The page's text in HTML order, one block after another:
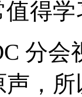
得学
分
，